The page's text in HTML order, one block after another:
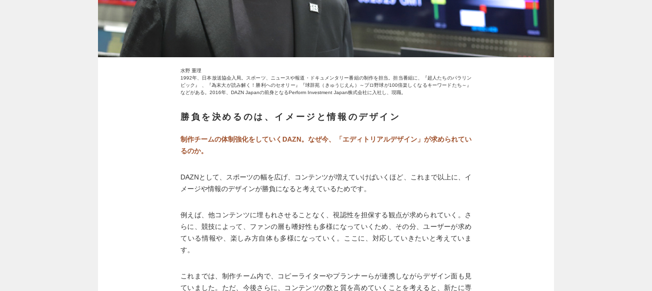
水野 重理
1992年、日本放送協会入局。スポーツ、ニュースや報道・ドキュメンタリー番組の制作を担当。担当番組に、『超人たちのパラリン
ピック』 、『為末大が読み解く！勝利へのセオリー』『球辞苑（きゅうじえん）～プロ野球が100倍楽しくなるキーワードたち～』
などがある。2016年、DAZN Japanの前身となるPerform Investment Japan株式会社に入社し、現職。
勝負を決めるのは、イメージと情報のデザイン
制作チームの体制強化をしていくDAZN。なぜ今、「エディトリアルデザイン」が求められてい
るのか。
DAZNとして、スポーツの幅を広げ、コンテンツが増えていけばいくほど、これまで以上に、イ
メージや情報のデザインが勝負になると考えているためです。
例えば、他コンテンツに埋もれさせることなく、視認性を担保する観点が求められていく。さ
らに、競技によって、ファンの層も嗜好性も多様になっていくため、その分、ユーザーが求め
ている情報や、楽しみ方自体も多様になっていく。ここに、対応していきたいと考えていま
す。
これまでは、制作チーム内で、コピーライターやプランナーらが連携しながらデザイン面も見
ていました。ただ、今後さらに、コンテンツの数と質を高めていくことを考えると、新たに専